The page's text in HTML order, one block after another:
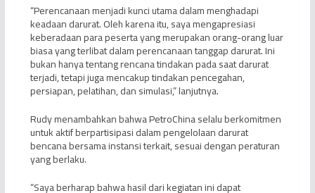
“Perencanaan menjadi kunci utama dalam menghadapi
keadaan darurat. Oleh karena itu, saya mengapresiasi
keberadaan para peserta yang merupakan orang-orang luar
biasa yang terlibat dalam perencanaan tanggap darurat. Ini
bukan hanya tentang rencana tindakan pada saat darurat
terjadi, tetapi juga mencakup tindakan pencegahan,
persiapan, pelatihan, dan simulasi,” lanjutnya.
Rudy menambahkan bahwa PetroChina selalu berkomitmen
untuk aktif berpartisipasi dalam pengelolaan darurat
bencana bersama instansi terkait, sesuai dengan peraturan
yang berlaku.
“Saya berharap bahwa hasil dari kegiatan ini dapat